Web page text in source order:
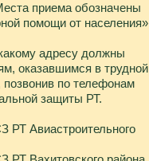
приема обозначены
помощи от
адресу должны
оказавшимся в трудной
по телефонам
защиты РТ.
Авиастроительного